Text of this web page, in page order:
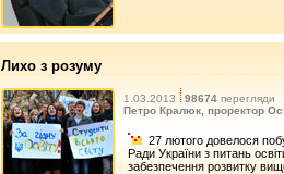
Лихо з розуму
1.03.2013 98674 перегляди
Петро Кралюк, проректор
27 лютого довелося
Ради України з питань
забезпечення розвитку